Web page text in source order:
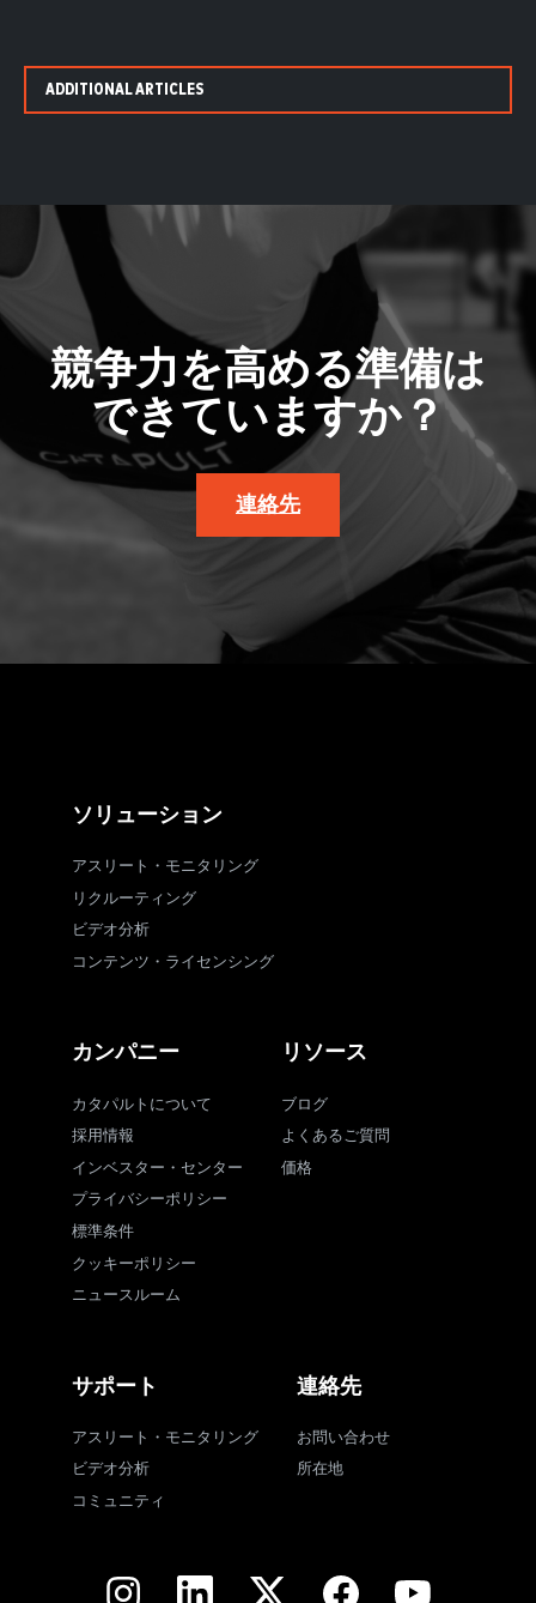
ADDITIONAL ARTICLES
競争力を高める準備は
できていますか？
連絡先
ソリューション
アスリート・モニタリング
リクルーティング
ビデオ分析
コンテンツ・ライセンシング
カンパニー
カタパルトについて
採用情報
インベスター・センター
プライバシーポリシー
標準条件
クッキーポリシー
ニュースルーム
リソース
ブログ
よくあるご質問
価格
サポート
アスリート・モニタリング
ビデオ分析
コミュニティ
連絡先
お問い合わせ
所在地